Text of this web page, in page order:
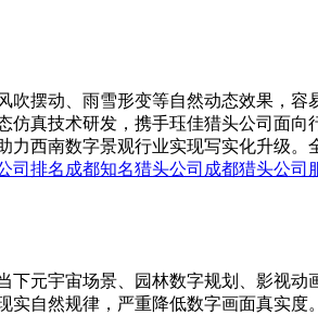
摆动、雨雪形变等自然动态效果，容
真技术研发，携手珏佳猎头公司面向
西南数字景观行业实现写实化升级。全
司排名 成都知名猎头公司 成都猎头公司
元宇宙场景、园林数字规划、影视动
自然规律，严重降低数字画面真实度